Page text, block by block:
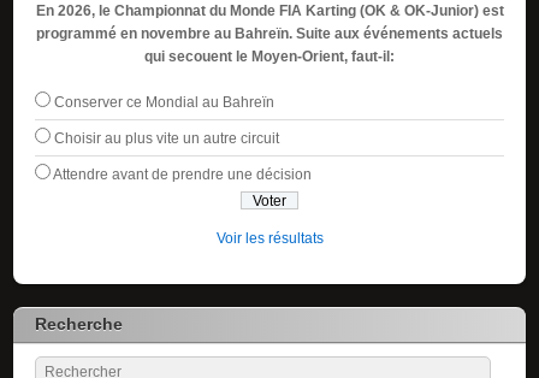
En 2026, le Championnat du Monde FIA Karting (OK & OK-Junior) est
programmé en novembre au Bahreïn. Suite aux événements actuels
qui secouent le Moyen-Orient, faut-il:
Conserver ce Mondial au Bahreïn
Choisir au plus vite un autre circuit
Attendre avant de prendre une décision
Voir les résultats
Recherche